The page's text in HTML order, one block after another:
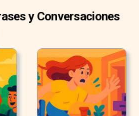
y Conversaciones